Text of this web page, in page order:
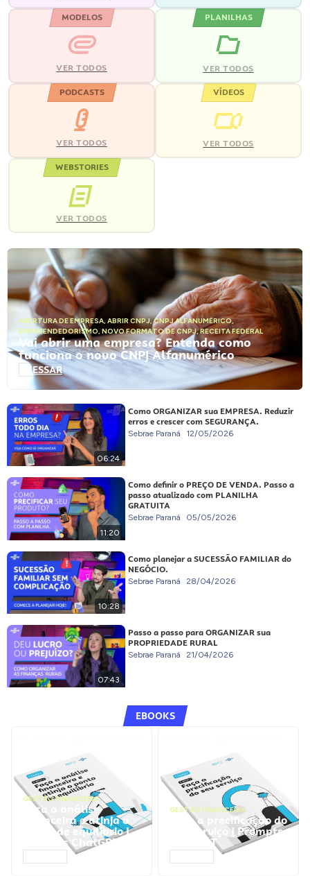
MODELOS
VER TODOS
PLANILHAS
VER TODOS
PODCASTS
VER TODOS
VÍDEOS
VER TODOS
WEBSTORIES
VER TODOS
ABERTURA DE EMPRESA, ABRIR CNPJ,CNPJ ALFANUMÉRICO,
EMPREENDEDORISMO, NOVO FORMATO DE CNPJ,RECEITA FEDERAL
Vai abrir uma empresa? Entenda como
funciona o novo CNPJ Alfanumérico
ACESSAR
06:24
Como ORGANIZAR sua EMPRESA. Reduzir
erros e crescer com SEGURANÇA.
Sebrae Paraná 12/05/2026
11:20
Como definir o PREÇO DE VENDA. Passo a
passo atualizado com PLANILHA
GRATUITA
Sebrae Paraná 05/05/2026
10:28
Como planejar a SUCESSÃO FAMILIAR do
NEGÓCIO.
Sebrae Paraná 28/04/2026
07:43
Passo a passo para ORGANIZAR sua
PROPRIEDADE RURAL
Sebrae Paraná 21/04/2026
EBOOKS
GESTÃO FINANCEIRA
Faça a análise
financeira e atinja o
ponto de equilíbrio |
Prompts ChatGPT
GESTÃO FINANCEIRA
Faça a precificação do
seu serviço | Prompts
ChatGPT